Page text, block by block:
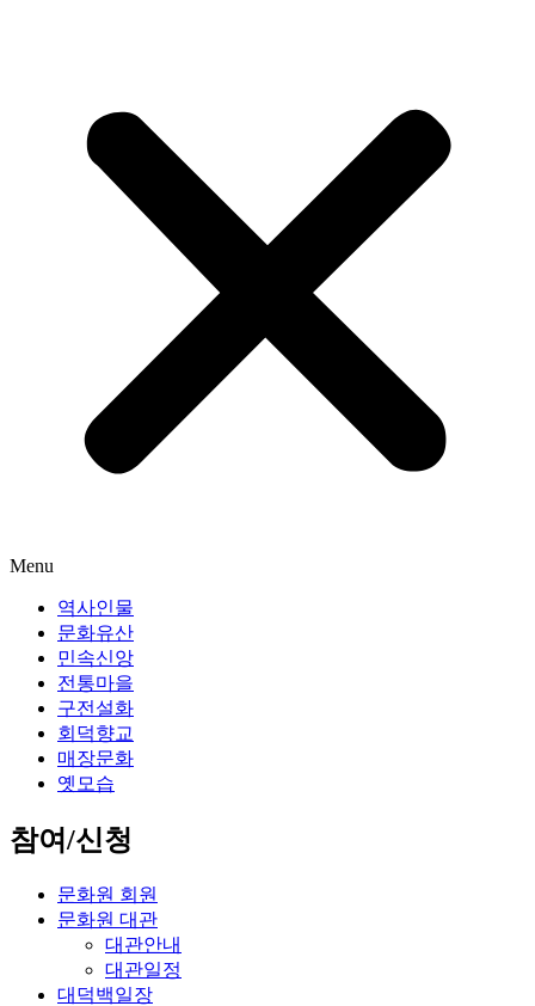
Menu
역사인물
문화유산
민속신앙
전통마을
구전설화
회덕향교
매장문화
옛모습
참여/신청
문화원 회원
문화원 대관
대관안내
대관일정
대덕백일장